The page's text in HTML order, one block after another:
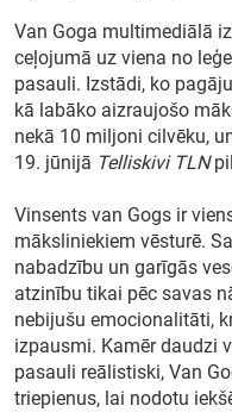
Van Goga multimediālā
ceļojumā uz viena no
pasauli. Izstādi, ko
kā labāko aizraujošo
nekā 10 miljoni cilvēku,
19. jūnijā Telliskivi TLN
Vinsents van Gogs ir
māksliniekiem vēsturē.
nabadzību un garīgās
atzinību tikai pēc savas
nebijušu emocionalitāti,
izpausmi. Kamēr daudzi
pasauli reālistiski, Van
triepienus, lai nodotu